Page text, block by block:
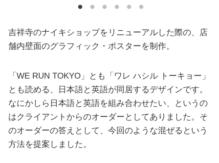
吉祥寺のナイキショップをリニューアルした際の、店
舗内壁面のグラフィック・ポスターを制作。
「WE RUN TOKYO」とも「ワレ ハシル トーキョー」
とも読める、日本語と英語が同居するデザインです。
なにかしら日本語と英語を組み合わせたい、というの
はクライアントからのオーダーとしてありました。そ
のオーダーの答えとして、今回のような混ぜるという
方法を提案しました。